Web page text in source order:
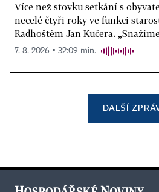
Více než stovku setkání s
necelé čtyři roky ve funkci
Radhoštěm Jan Kučera.
7. 8. 2026 ▪ 32:09 min.
DALŠÍ